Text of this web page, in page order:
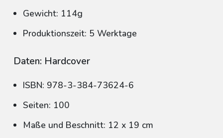
Gewicht: 114g
Produktionszeit: 5 Werktage
Daten: Hardcover
ISBN: 978-3-384-73624-6
Seiten: 100
Maße und Beschnitt: 12 x 19 cm